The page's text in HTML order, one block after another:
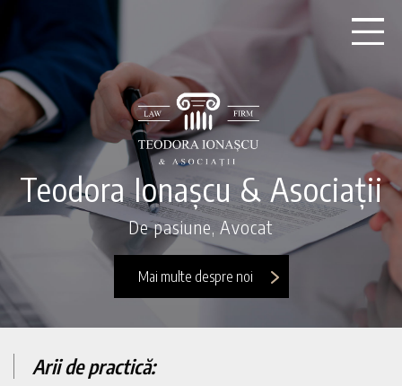
Teodora Ionașcu & Asociații
De pasiune, Avocat
Mai multe despre noi
Arii de practică: